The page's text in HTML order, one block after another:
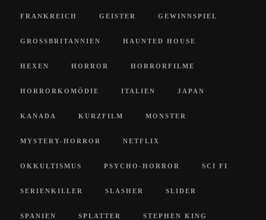
FRANKREICH GEISTER GEWINNSPIEL
GROSSBRITANNIEN HAUNTED HOUSE
HEXEN HORROR HORRORFILME
HORRORKOMÖDIE ITALIEN JAPAN
KANADA KURZFILM MONSTER
MYSTERY-HORROR NETFLIX
OKKULTISMUS PSYCHO-HORROR SCI FI
SERIENKILLER SLASHER SLIDER
SPANIEN SPLATTER STEPHEN KING